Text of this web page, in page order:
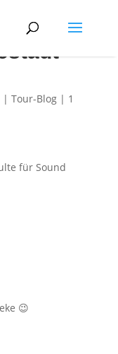
| Tour-Blog| 1
für Sound
😉